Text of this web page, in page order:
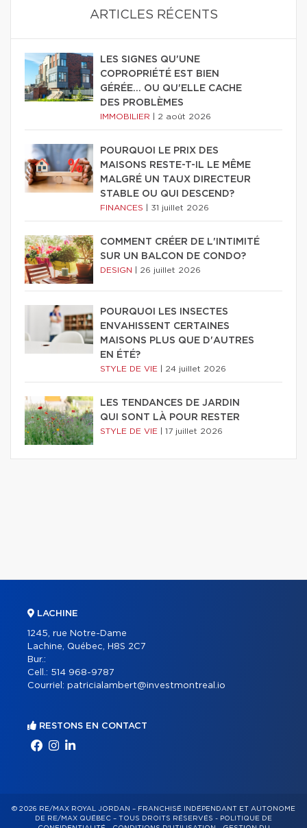
ARTICLES RÉCENTS
LES SIGNES QU'UNE
COPROPRIÉTÉ EST BIEN
GÉRÉE… OU QU'ELLE CACHE
DES PROBLÈMES
IMMOBILIER 2 août 2026
POURQUOI LE PRIX DES
MAISONS RESTE-T-IL LE MÊME
MALGRÉ UN TAUX DIRECTEUR
STABLE OU QUI DESCEND?
FINANCES 31 juillet 2026
COMMENT CRÉER DE L'INTIMITÉ
SUR UN BALCON DE CONDO?
DESIGN 26 juillet 2026
POURQUOI LES INSECTES
ENVAHISSENT CERTAINES
MAISONS PLUS QUE D'AUTRES
EN ÉTÉ?
STYLE DE VIE 24 juillet 2026
LES TENDANCES DE JARDIN
QUI SONT LÀ POUR RESTER
STYLE DE VIE 17 juillet 2026
LACHINE
1245, rue Notre-Dame
Lachine, Québec, H8S 2C7
Bur.:
Cell.: 514 968-9787
Courriel: patricialambert@investmontreal.io
RESTONS EN CONTACT
© 2026 RE/MAX ROYAL JORDAN – FRANCHISÉ INDÉPENDANT ET AUTONOME
DE RE/MAX QUÉBEC – TOUS DROITS RÉSERVÉS - POLITIQUE DE